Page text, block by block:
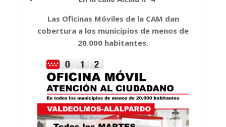
Las Oficinas Móviles de la CAM dan
cobertura a los municipios de menos de
20.000 habitantes.